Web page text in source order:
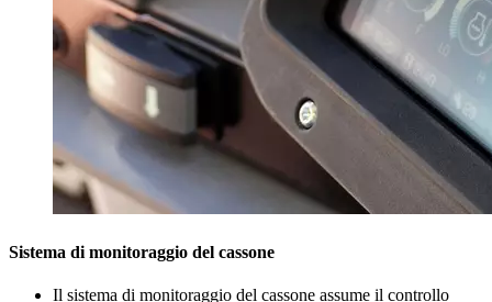
Sistema di monitoraggio del cassone
Il sistema di monitoraggio del cassone assume il controllo